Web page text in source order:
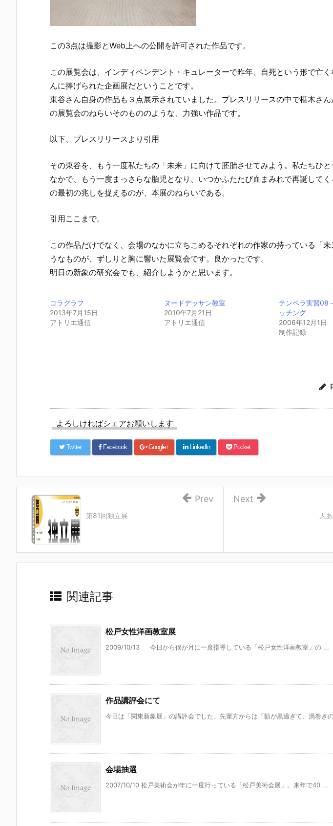
この3点は撮影とWeb上への公開を許可された作品です。
この展覧会は、インディペンデント・キュレーターで昨年、自死という形で亡
んに捧げられた企画展だということです。
東谷さん自身の作品も３点展示されていました。プレスリリースの中で椹木さん
の展覧会のねらいそのもののような、力強い作品です。
以下、プレスリリースより引用
その東谷を、もう一度私たちの「未来」に向けて胚胎させてみよう。私たちひ
なかで、もう一度まっさらな胎児となり、いつかふたたび血まみれで再誕して
の最初の兆しを捉えるのが、本展のねらいである。
引用ここまで。
この作品だけでなく、会場のなかに立ちこめるそれぞれの作家の持っている「
うなものが、ずしりと胸に響いた展覧会です。良かったです。
明日の新象の研究会でも、紹介しようかと思います。
コラグラフ
2013年7月15日
アトリエ通信
ヌードデッサン教室
2010年7月21日
アトリエ通信
テンペラ実習08
ッチング
2006年12月1日
制作記録
よろしければシェアお願いします
Twitter Facebook Google+ LinkedIn Pocket
人
Next
第81回独立展
Prev
関連記事
松戸女性洋画教室展
2009/10/13 今日から僕が月に一度指導している「松戸女性洋画教室」の ...
作品講評会にて
今日は「関東新象展」の講評会でした。先輩方からは「額が黒過ぎて、渦巻き
会場抽選
2007/10/10 松戸美術会が年に一度行っている「松戸美術会展」。来年で40 ...